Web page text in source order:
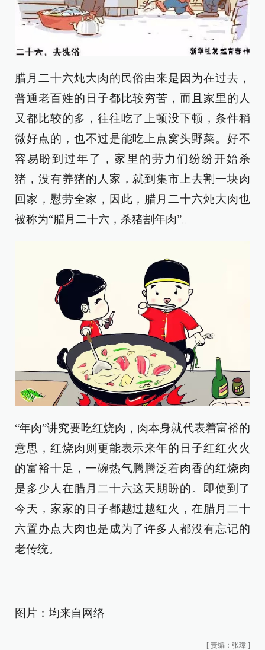
腊月二十六炖大肉的民俗由来是因为在过去，
普通老百姓的日子都比较穷苦，而且家里的人
又都比较的多，往往吃了上顿没下顿，条件稍
微好点的，也不过是能吃上点窝头野菜。好不
容易盼到过年了，家里的劳力们纷纷开始杀
猪，没有养猪的人家，就到集市上去割一块肉
回家，慰劳全家，因此，腊月二十六炖大肉也
被称为“腊月二十六，杀猪割年肉”。
“年肉”讲究要吃红烧肉，肉本身就代表着富裕的
意思，红烧肉则更能表示来年的日子红红火火
的富裕十足，一碗热气腾腾泛着肉香的红烧肉
是多少人在腊月二十六这天期盼的。即使到了
今天，家家的日子都越过越红火，在腊月二十
六置办点大肉也是成为了许多人都没有忘记的
老传统。
图片：均来自网络
[ 责编：张璋 ]